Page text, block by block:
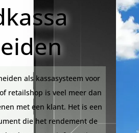
als kassasysteem voor
retailshop is veel meer dan
met een klant. Het is een
die het rendement de